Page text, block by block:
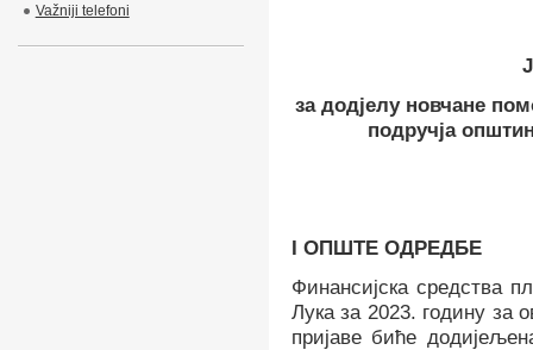
за додјелу новчане
подручја
I ОПШТЕ ОДРЕДБЕ
Финансијска средства
Лука за 2023. годину за
пријаве биће
Važniji telefoni